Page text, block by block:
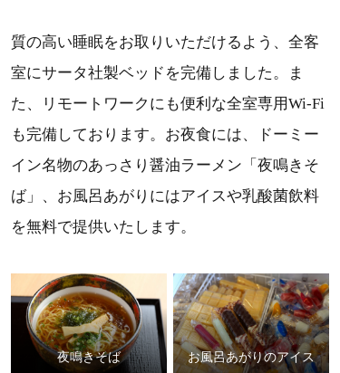
質の高い睡眠をお取りいただけるよう、全客
室にサータ社製ベッドを完備しました。ま
た、リモートワークにも便利な全室専用Wi-Fi
も完備しております。お夜食には、ドーミー
イン名物のあっさり醤油ラーメン「夜鳴きそ
ば」、お風呂あがりにはアイスや乳酸菌飲料
を無料で提供いたします。
夜鳴きそば お風呂あがりのアイス